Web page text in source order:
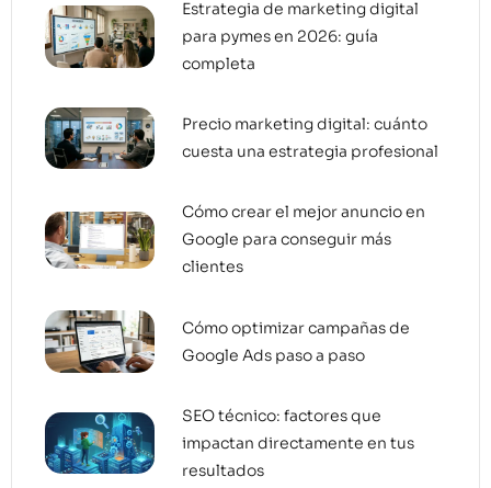
Estrategia de marketing digital
para pymes en 2026: guía
completa
Precio marketing digital: cuánto
cuesta una estrategia profesional
Cómo crear el mejor anuncio en
Google para conseguir más
clientes
Cómo optimizar campañas de
Google Ads paso a paso
SEO técnico: factores que
impactan directamente en tus
resultados